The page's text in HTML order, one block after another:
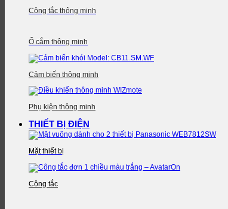
Công tắc thông minh
Ổ cắm thông minh
Cảm biến thông minh
Phụ kiện thông minh
THIẾT BỊ ĐIỆN
Mặt thiết bị
Công tắc